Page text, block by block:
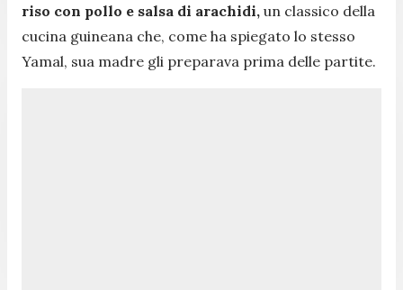
riso con pollo e salsa di arachidi, un classico della
cucina guineana che, come ha spiegato lo stesso
Yamal, sua madre gli preparava prima delle partite.